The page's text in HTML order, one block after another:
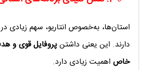
استان‌ها، به‌خصوص انتاریو، سهم زیادی
دارند. این یعنی داشتنپروفایل قوی و
خاص اهمیت زیادی دارد.